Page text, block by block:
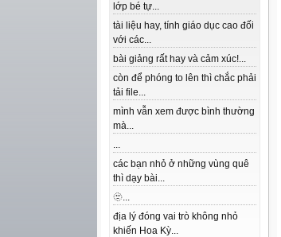
lớp bé tự...
tài liệu hay, tính giáo dục cao đối
với các...
bài giảng rất hay và cảm xúc!...
còn để phóng to lên thì chắc phải
tải file...
mình vẫn xem được bình thường
mà...
...
các bạn nhỏ ở những vùng quê
thì dạy bài...
🫥...
địa lý đóng vai trò không nhỏ
khiến Hoa Kỳ...